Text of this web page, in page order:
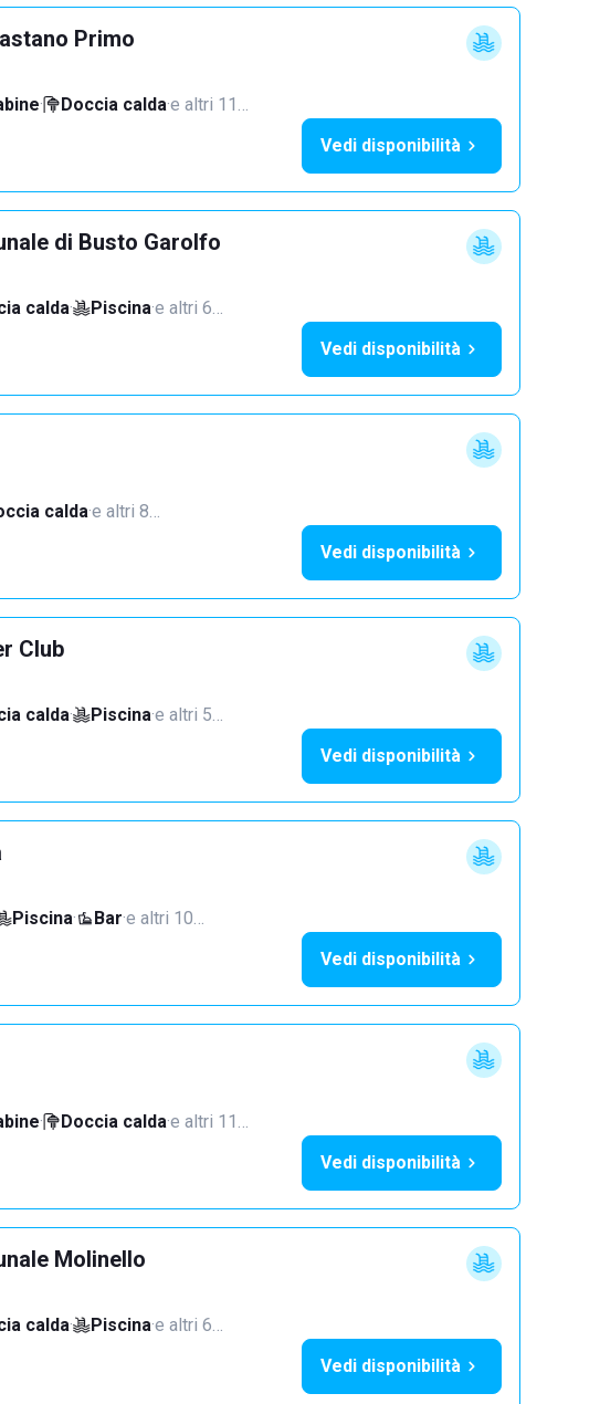
Primo
· Doccia calda·e altri 11…
Vedi disponibilità
di Busto Garolfo
calda· Piscina·e altri 6…
Vedi disponibilità
calda·e altri 8…
Vedi disponibilità
Club
calda· Piscina·e altri 5…
Vedi disponibilità
Piscina· Bar·e altri 10…
Vedi disponibilità
· Doccia calda·e altri 11…
Vedi disponibilità
Molinello
calda· Piscina·e altri 6…
Vedi disponibilità